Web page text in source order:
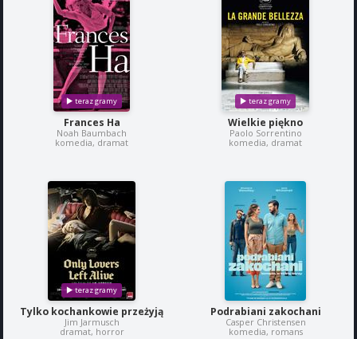
Frances Ha
Noah Baumbach
komedia, dramat
Wielkie piękno
Paolo Sorrentino
komedia, dramat
Tylko kochankowie przeżyją
Jim Jarmusch
dramat, horror
Podrabiani zakochani
Casper Christensen
komedia, romans